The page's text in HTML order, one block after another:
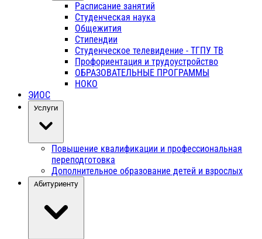
Расписание занятий
Студенческая наука
Общежития
Стипендии
Студенческое телевидение - ТГПУ ТВ
Профориентация и трудоустройство
ОБРАЗОВАТЕЛЬНЫЕ ПРОГРАММЫ
НОКО
ЭИОС
Услуги
Повышение квалификации и профессиональная
переподготовка
Дополнительное образование детей и взрослых
Абитуриенту